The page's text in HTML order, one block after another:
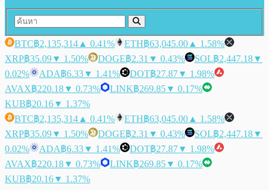
BTC฿2,135,314 ▲ 0.41% ETH฿63,045.00 ▲ 1.58%
XRP฿35.09▼ 1.50% DOGE฿2.31 ▼ 0.43% SOL฿2,447.18▼
0.02%
ADA฿6.33▼ 1.41% DOT฿27.87▼ 1.98%
AVAX฿220.18▼ 0.73% LINK฿269.85▼ 0.17%
KUB฿20.16▼ 1.37%
BTC฿2,135,314 ▲ 0.41% ETH฿63,045.00 ▲ 1.58%
XRP฿35.09▼ 1.50% DOGE฿2.31 ▼ 0.43% SOL฿2,447.18▼
0.02%
ADA฿6.33▼ 1.41% DOT฿27.87▼ 1.98%
AVAX฿220.18▼ 0.73% LINK฿269.85▼ 0.17%
KUB฿20.16▼ 1.37%